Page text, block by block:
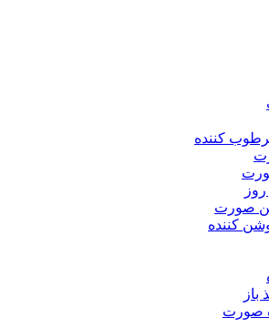
کننده
صورت
کننده
باز
صورت